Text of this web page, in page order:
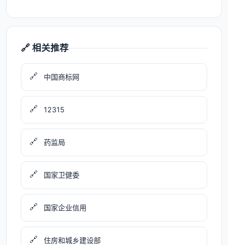
🔗 相关推荐
🔗 中国商标网
🔗 12315
🔗 药监局
🔗 国家卫健委
🔗 国家企业信用
🔗 住房和城乡建设部